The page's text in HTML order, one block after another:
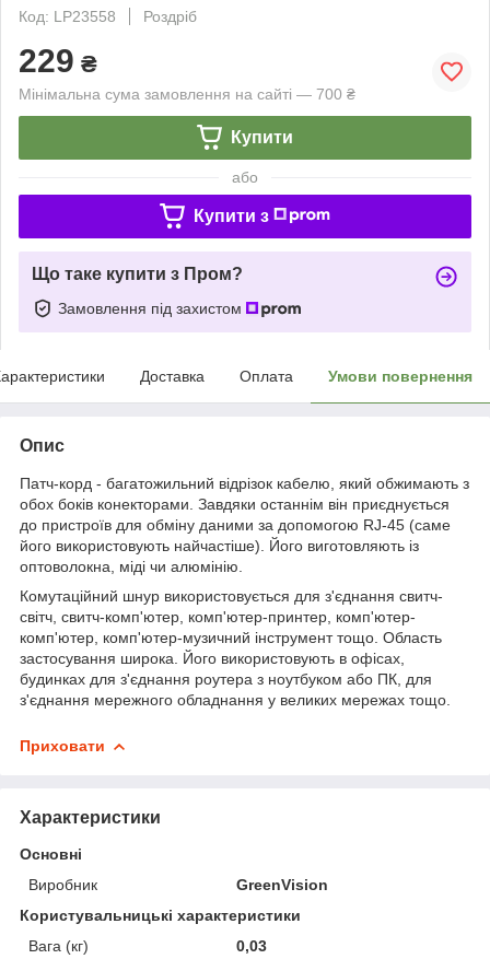
Код: LP23558
Роздріб
229 ₴
Мінімальна сума замовлення на сайті — 700 ₴
Купити
або
Купити з
Що таке купити з Пром?
Замовлення під захистом
Доставка Оплата Умови повернення
Опис
Патч-корд - багатожильний відрізок кабелю, який обжимають з
обох боків конекторами. Завдяки останнім він приєднується
до пристроїв для обміну даними за допомогою RJ-45 (саме
його використовують найчастіше). Його виготовляють із
оптоволокна, міді чи алюмінію.
Комутаційний шнур використовується для з'єднання свитч-
світч, свитч-комп'ютер, комп'ютер-принтер, комп'ютер-
комп'ютер, комп'ютер-музичний інструмент тощо. Область
застосування широка. Його використовують в офісах,
будинках для з'єднання роутера з ноутбуком або ПК, для
з'єднання мережного обладнання у великих мережах тощо.
Приховати
Характеристики
Основні
Виробник
GreenVision
Користувальницькі характеристики
Вага (кг)
0,03